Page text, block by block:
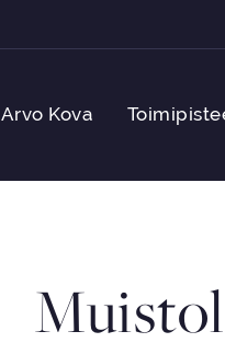
Arvo Kova